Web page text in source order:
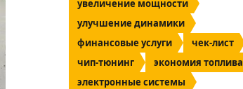
увеличение мощности
улучшение динамики
финансовые услуги
чек-лист
чип-тюнинг
экономия топлива
электронные системы